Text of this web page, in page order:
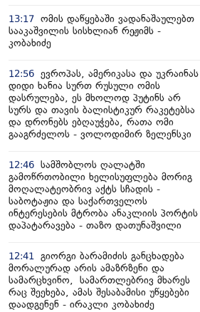
13:17 ომის დაწყებაში ვადანაშაულებთ
სააკაშვილის სისხლიან რეჟიმს -
კობახიძე
12:56 ევროპას, ამერიკასა და უკრაინას
დიდი ხანია სურთ რუსული ომის
დასრულება, ეს მხოლოდ პუტინს არ
სურს და თავის ბალისტიკურ რაკეტებსა
და დრონებს ებღაუჭება, რათა ომი
გააგრძელოს - ვოლოდიმირ ზელენსკი
12:46 სამშობლოს ღალატში
გამოწრთობილი ხელისუფლება მორიგ
მოღალატეობრივ აქტს სჩადის -
საბოტაჟია და საქართველოს
ინტერესების მტრობა ანაკლიის პორტის
დაპატარავება - თაზო დათუნაშვილი
12:41
გიორგი ბარამიძის განცხადება
მორალურად არის ამაზრზენი და
სამარცხვინო, სამართლებრივ მხარეს
რაც შეეხება, ამას შესაბამისი უწყებები
დაადგენენ - ირაკლი კობახიძე